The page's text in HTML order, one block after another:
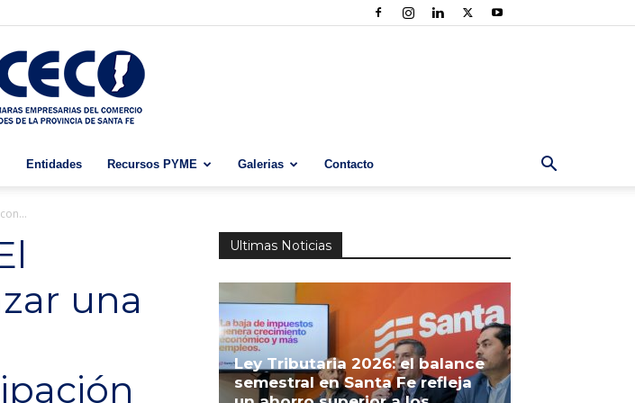
Entidades Recursos PYME Galerias Contacto
una
Ultimas Noticias
Ley Tributaria 2026: el balance
semestral en Santa Fe refleja